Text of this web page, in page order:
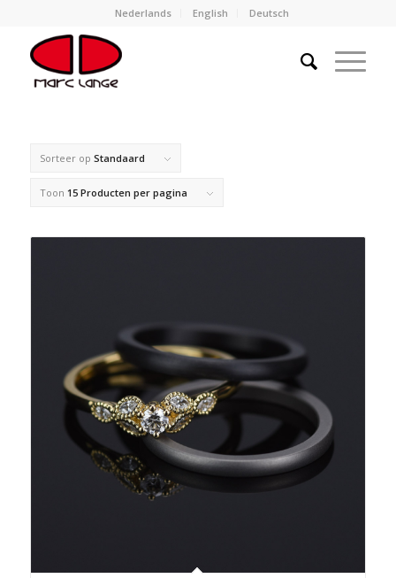
Nederlands English Deutsch
Sorteer op Standaard
Toon 15 Producten per pagina